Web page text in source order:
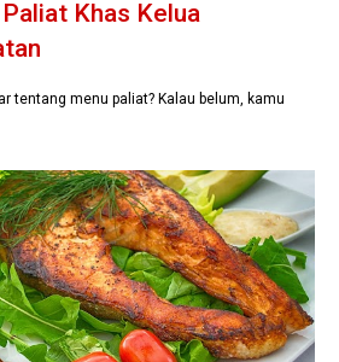
Khas Kelua
tentang menu paliat? Kalau belum, kamu